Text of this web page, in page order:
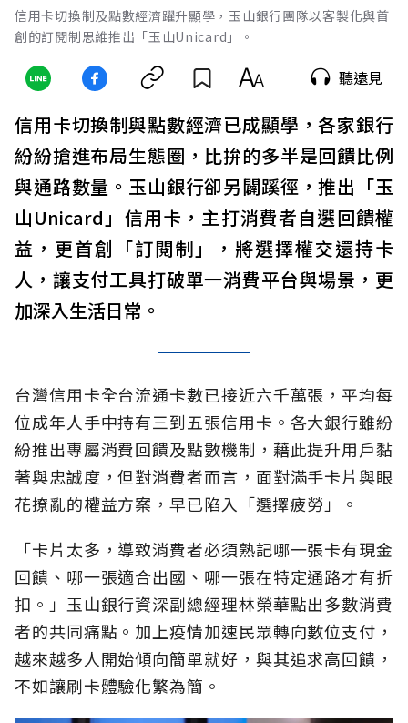
信用卡切換制及點數經濟躍升顯學，玉山銀行團隊以客製化與首
創的訂閱制思維推出「玉山Unicard」。
聽遠見
信用卡切換制與點數經濟已成顯學，各家銀行
紛紛搶進布局生態圈，比拚的多半是回饋比例
與通路數量。玉山銀行卻另闢蹊徑，推出「玉
山Unicard」信用卡，主打消費者自選回饋權
益，更首創「訂閱制」，將選擇權交還持卡
人，讓支付工具打破單一消費平台與場景，更
加深入生活日常。
台灣信用卡全台流通卡數已接近六千萬張，平均每
位成年人手中持有三到五張信用卡。各大銀行雖紛
紛推出專屬消費回饋及點數機制，藉此提升用戶黏
著與忠誠度，但對消費者而言，面對滿手卡片與眼
花撩亂的權益方案，早已陷入「選擇疲勞」。
「卡片太多，導致消費者必須熟記哪一張卡有現金
回饋、哪一張適合出國、哪一張在特定通路才有折
扣。」玉山銀行資深副總經理林榮華點出多數消費
者的共同痛點。加上疫情加速民眾轉向數位支付，
越來越多人開始傾向簡單就好，與其追求高回饋，
不如讓刷卡體驗化繁為簡。